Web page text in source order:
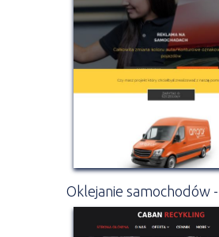
Oklejanie samochodów